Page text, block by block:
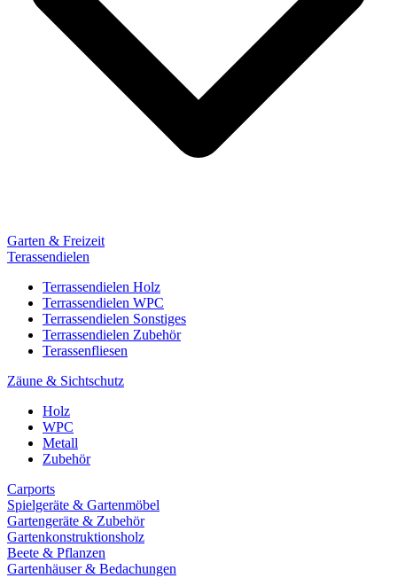
Garten & Freizeit
Terassendielen
Terrassendielen Holz
Terrassendielen WPC
Terrassendielen Sonstiges
Terrassendielen Zubehör
Terassenfliesen
Zäune & Sichtschutz
Holz
WPC
Metall
Zubehör
Carports
Spielgeräte & Gartenmöbel
Gartengeräte & Zubehör
Gartenkonstruktionsholz
Beete & Pflanzen
Gartenhäuser & Bedachungen